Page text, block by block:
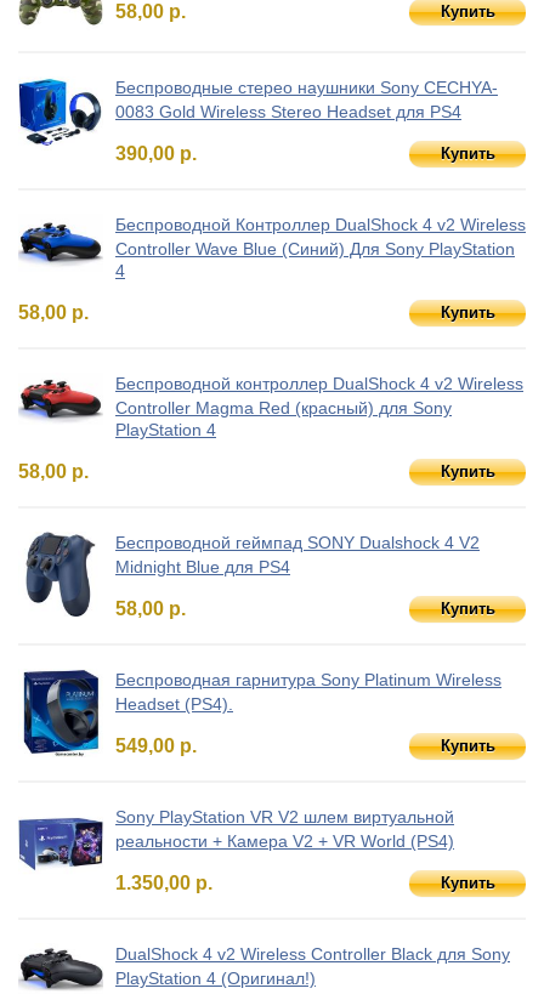
58,00 р. Купить
Беспроводные стерео наушники Sony CECHYA-
0083 Gold Wireless Stereo Headset для PS4
390,00 р. Купить
Беспроводной Контроллер DualShock 4 v2 Wireless
Controller Wave Blue (Синий) Для Sony PlayStation
4
58,00 р. Купить
Беспроводной контроллер DualShock 4 v2 Wireless
Controller Magma Red (красный) для Sony
PlayStation 4
58,00 р. Купить
Беспроводной геймпад SONY Dualshock 4 V2
Midnight Blue для PS4
58,00 р. Купить
Беспроводная гарнитура Sony Platinum Wireless
Headset (PS4).
549,00 р. Купить
Sony PlayStation VR V2 шлем виртуальной
реальности + Камера V2 + VR World (PS4)
1.350,00 р. Купить
DualShock 4 v2 Wireless Controller Black для Sony
PlayStation 4 (Оригинал!)